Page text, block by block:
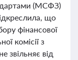
(МСФЗ)
що
фінансової
комісії з
звільняє від